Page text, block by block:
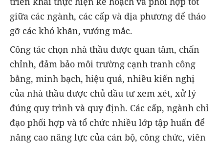
giữa các ngành, các cấp và địa phương để tháo
gỡ các khó khăn, vướng mắc.
Công tác chọn nhà thầu được quan tâm, chấn
chỉnh, đảm bảo môi trường cạnh tranh công
bằng, minh bạch, hiệu quả, nhiều kiến nghị
của nhà thầu được chủ đầu tư xem xét, xử lý
đúng quy trình và quy định. Các cấp, ngành chỉ
đạo phối hợp và tổ chức nhiều lớp tập huấn để
nâng cao năng lực của cán bộ, công chức, viên